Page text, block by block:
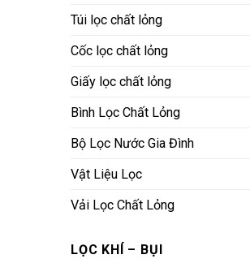
Túi lọc chất lỏng
Cốc lọc chất lỏng
Giấy lọc chất lỏng
Bình Lọc Chất Lỏng
Bộ Lọc Nước Gia Đình
Vật Liệu Lọc
Vải Lọc Chất Lỏng
LỌC KHÍ – BỤI